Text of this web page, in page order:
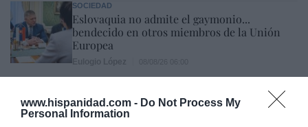
www.hispanidad.com - Do Not Process My
Personal Information
SOCIEDAD
Eslovaquia no admite el gaymonio...
bendecido en otros miembros de la Unión
Europea
Marcelo Gullo: “El trabajo de desmitificar la